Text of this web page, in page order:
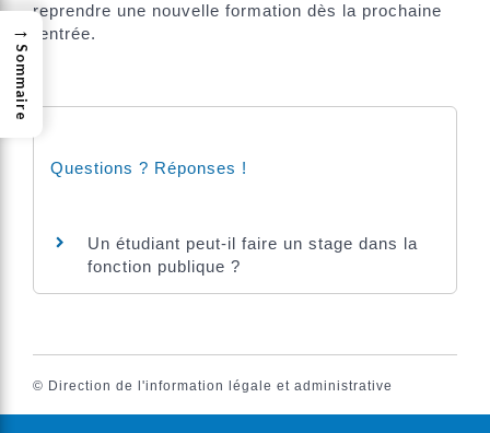
reprendre une nouvelle formation dès la prochaine
rentrée.
Questions ? Réponses !
Un étudiant peut-il faire un stage dans la
fonction publique ?
© Direction de l'information légale et administrative
→
Sommaire